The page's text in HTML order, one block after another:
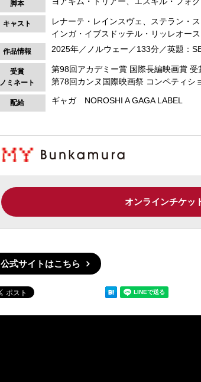
脚本
キャスト
レナーテ・レインスヴェ、ステラン・ス
インガ・イブスドッテル・リッレオー
作品情報 2025年／ノルウェー／133分／英題：
受賞
ノミネート
第98回アカデミー賞 国際長編映画賞 受
第78回カンヌ国際映画祭 コンペティ
配給 ギャガ NOROSHI A GAGA LABEL
オンラインチケッ
公式サイトはこちら